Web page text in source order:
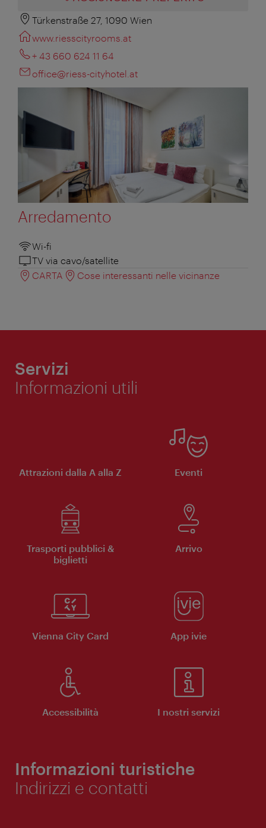
Türkenstraße 27, 1090 Wien
www.riesscityrooms.at
+ 43 660 624 11 64
office@riess-cityhotel.at
Arredamento
Wi-fi
TV via cavo/satellite
CARTA
Cose interessanti nelle vicinanze
Servizi
Informazioni utili
Attrazioni dalla A alla Z Eventi
Trasporti pubblici &
biglietti
Arrivo
Vienna City Card App ivie
Accessibilità I nostri servizi
Informazioni turistiche
Indirizzi e contatti